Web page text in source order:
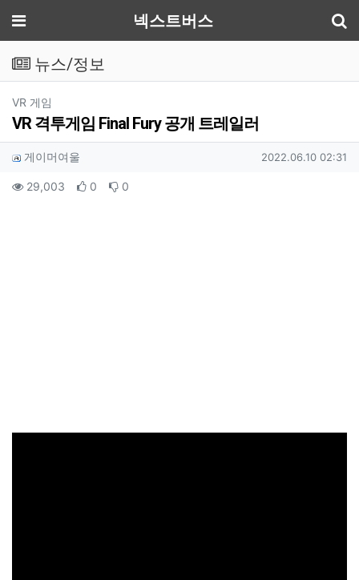
메뉴 넥스트버스
뉴스/정보
VR 게임
VR 격투게임 Final Fury 공개 트레일러
작성자 정보
게이머여울 작성일
2022.06.10 02:31
컨텐츠 정보
29,003 조회 0 추천 0